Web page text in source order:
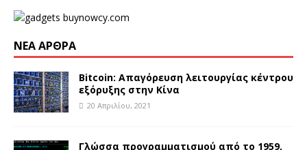
ΝΈΑ ΆΡΘΡΑ
Bitcoin: Απαγόρευση λειτουργίας κέντρου
εξόρυξης στην Κίνα
20 Απριλίου, 2021
Γλώσσα προγραμματισμού από το 1959,